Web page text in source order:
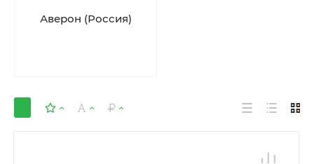
Аверон (Россия)